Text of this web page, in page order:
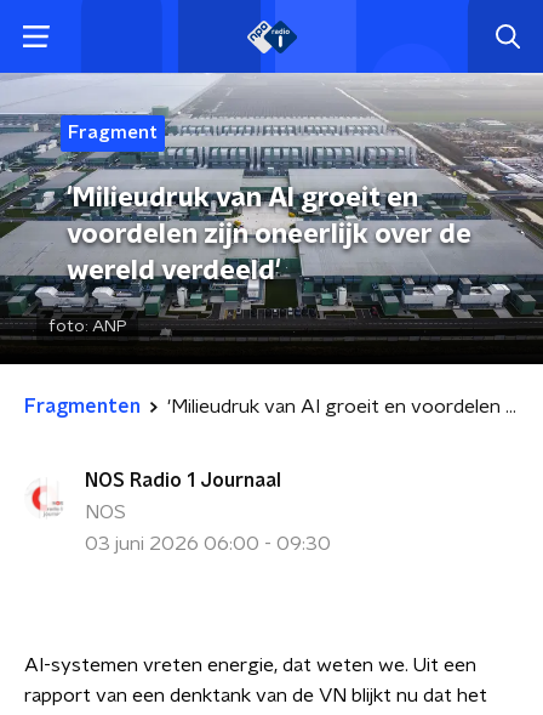
Fragment
'Milieudruk van AI groeit en
voordelen zijn oneerlijk over de
wereld verdeeld'
foto: ANP
Fragmenten 'Milieudruk van AI groeit en voordelen zijn oneerlijk over de wereld verdeeld'
NOS Radio 1 Journaal
NOS
03 juni 2026 06:00 - 09:30
AI-systemen vreten energie, dat weten we. Uit een
rapport van een denktank van de VN blijkt nu dat het